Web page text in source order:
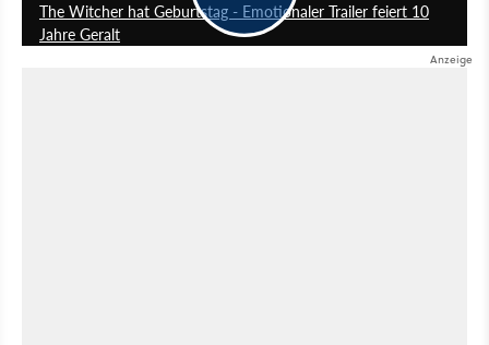
The Witcher hat Geburtstag - Emotionaler Trailer feiert 10
Jahre Geralt